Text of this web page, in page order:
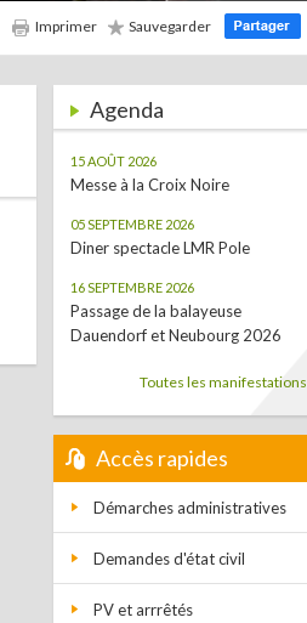
Imprimer Sauvegarder
Agenda
15 AOÛT 2026
Messe à la Croix Noire
05 SEPTEMBRE 2026
Diner spectacle LMR Pole
16 SEPTEMBRE 2026
Passage de la balayeuse
Dauendorf et Neubourg 2026
Toutes les manifestations
Accès rapides
Démarches administratives
Demandes d'état civil
PV et arrrêtés